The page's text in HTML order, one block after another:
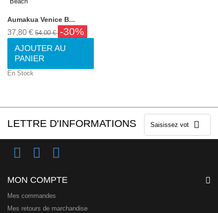
Aumakua Venice B...
37,80 € 54,00 € -30%
AJOUTER AU
PANIER
En Stock
LETTRE D'INFORMATIONS
MON COMPTE
Mes commandes
Mes retours de marchandise